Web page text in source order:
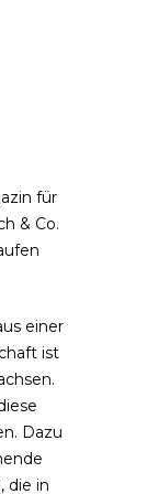
für
& Co.
einer
ist
Dazu
die in